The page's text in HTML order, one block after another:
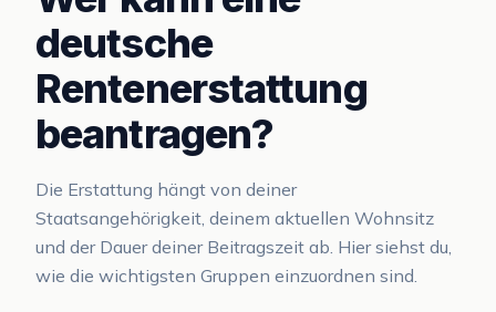
deutsche
Rentenerstattung
beantragen?
Die Erstattung hängt von deiner
Staatsangehörigkeit, deinem aktuellen Wohnsitz
und der Dauer deiner Beitragszeit ab. Hier siehst du,
wie die wichtigsten Gruppen einzuordnen sind.